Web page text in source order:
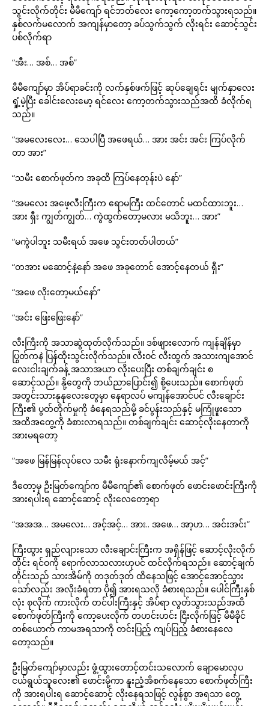
သွင်းလိုက်တိုင်း မီမီကျော် ရင်ဘတ်လေး ကော့ကော့တက်သွားရသည်။
နှစ်လက်မလောက် အကျန်မှာတော့ ခပ်သွက်သွက် လိုးရင်း ဆောင့်သွင်း
ပစ်လိုက်ရာ
“အီး… အစ်… အစ်”
မီမီကျော်မှာ အိပ်ရာခင်းကို လက်နှစ်ဖက်ဖြင့် ဆုပ်ချေရင်း မျက်နှာလေး
ရှုံ့မဲ့ပြီး ခေါင်းလေးမော့ ရင်လေး ကော့တက်သွားသည်အထိ ခံလိုက်ရ
သည်။
“အမလေးလေး… သေပါပြီ အဖေရယ်… အား အင်း အင်း ကြပ်လိုက်
တာ အား”
“သမီး စောက်ဖုတ်က အခုထိ ကြပ်နေတုန်းပဲ နော်”
“အမလေး အဖေ့လီးကြီးက ဧရာမကြီး ထင်တောင် မထင်ထားဘူး…
အား ရှီး ကျွတ်ကျွတ်… ကွဲထွက်တော့မလား မသိဘူး… အား”
“မကွဲပါဘူး သမီးရယ် အဖေ သွင်းတတ်ပါတယ်”
“တအား မဆောင့်နဲ့နော် အဖေ အခုတောင် အောင့်နေတယ် ရှီး”
“အဖေ လိုးတော့မယ်နော်”
“အင်း ဖြေးဖြေးနော်”
လီးကြီးကို အသာဆွဲထုတ်လိုက်သည်။ ဒစ်ဖျားလောက် ကျန်ချိန်မှာ
ပြွတ်ကနဲ ပြန်ထိုးသွင်းလိုက်သည်။ လီးဝင် လီးထွက် အသားကျအောင်
လေးငါးချက်ခန့် အသာအယာ လိုးပေးပြီး တစ်ချက်ချင်း စ
ဆောင့်သည်။ နို့တွေကို ဘယ်ညာပြောင်း၍ စို့ပေးသည်။ စောက်ဖုတ်
အတွင်းသားနုနုလေးတွေမှာ နေရာလပ် မကျန်အောင်ပင် လီးချောင်း
ကြီး၏ ပွတ်တိုက်မှုကို ခံနေရသည်မို့ ခင်ပွန်းသည်နှင့် မကြုံဖူးသော
အထိအတွေ့ကို ခံစားလာရသည်။ တစ်ချက်ချင်း ဆောင့်လိုးနေတာကို
အားမရတော့
“အဖေ မြန်မြန်လုပ်လေ သမီး ရုံးနောက်ကျလိမ့်မယ် အင့်”
ဒီတော့မှ ဦးမြတ်ကျော်က မီမီကျော်၏ စောက်ဖုတ် ဖောင်းဖောင်းကြီးကို
အားရပါးရ ဆောင့်ဆောင့် လိုးလေတော့ရာ
“အအအ… အမလေး… အင့်အင့်… အား.. အဖေ… အာ့ဟ… အင်းအင်း”
ကြီးထွား ရှည်လျားသော လီးချောင်းကြီးက အရှိန်ဖြင့် ဆောင့်လိုးလိုက်
တိုင်း ရင်ဝကို ရောက်လာသလားဟုပင် ထင်လိုက်ရသည်။ ဆောင့်ချက်
တိုင်းသည် သားအိမ်ကို တဒုတ်ဒုတ် ထိနေသဖြင့် အောင့်အောင့်သွား
သော်လည်း အလိုးခံရတာ ပို၍ အားရသလို ခံစားရသည်။ ပေါင်ကြီးနှစ်
လုံး စုလိုက် ကားလိုက် တင်ပါးကြီးနှင့် အိပ်ရာ လွတ်သွားသည်အထိ
စောက်ဖုတ်ကြီးကို ကော့ပေးလိုက် တဟင်းဟင်း ငြီးလိုက်ဖြင့် မီမီခိုင်
တစ်ယောက် ကာမအရသာကို တင်းပြည့် ကျပ်ပြည့် ခံစားနေလေ
တော့သည်။
ဦးမြတ်ကျော်မှာလည်း ဖွံ့ထွားတောင့်တင်းသလောက် ချောမောလှပ
ငယ်ရွယ်သူလေး၏ ဖောင်းမို့ကာ နူးညံ့အိစက်နေသော စောက်ဖုတ်ကြီး
ကို အားရပါးရ ဆောင့်ဆောင့် လိုးနေရသဖြင့် လွန်စွာ အရသာ တွေ့